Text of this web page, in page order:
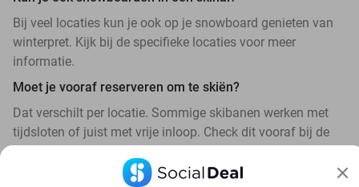
Bij veel locaties kun je ook op je snowboard genieten van
winterpret. Kijk bij de specifieke locaties voor meer
informatie.
Moet je vooraf reserveren om te skiën?
Dat verschilt per locatie. Sommige skibanen werken met
tijdsloten of juist met vrije inloop. Check dit vooraf bij de